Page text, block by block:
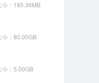
小：185.36MB
小：80.00GB
小：5.00GB